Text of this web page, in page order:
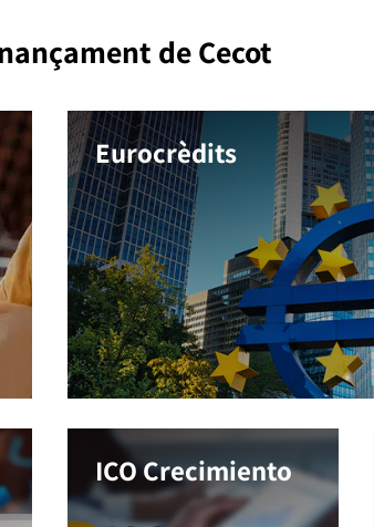
de Cecot
Eurocrèdits
ICO Crecimiento